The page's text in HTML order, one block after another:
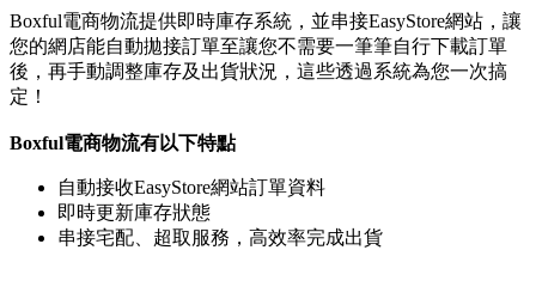
Boxful電商物流提供即時庫存系統，並串接EasyStore網站，讓
您的網店能自動拋接訂單至讓您不需要一筆筆自行下載訂單
後，再手動調整庫存及出貨狀況，這些透過系統為您一次搞
定！
Boxful電商物流有以下特點
自動接收EasyStore網站訂單資料
即時更新庫存狀態
串接宅配、超取服務，高效率完成出貨